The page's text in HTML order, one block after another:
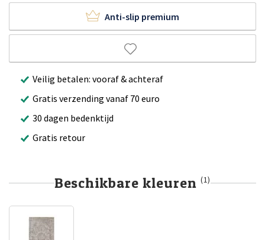
Anti-slip premium
Veilig betalen: vooraf & achteraf
Gratis verzending vanaf 70 euro
30 dagen bedenktijd
Gratis retour
Beschikbare kleuren (1)